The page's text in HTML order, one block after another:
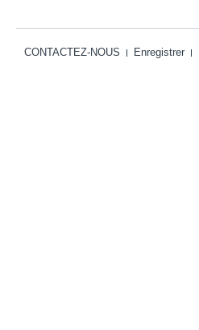
CONTACTEZ-NOUS Enregistrer